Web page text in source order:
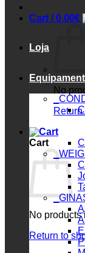
Cart /0.00€
No
Cart
No products
Return to
Loja